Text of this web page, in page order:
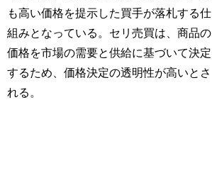
も高い価格を提示した買手が落札する仕
組みとなっている。セリ売買は、商品の
価格を市場の需要と供給に基づいて決定
するため、価格決定の透明性が高いとさ
れる。